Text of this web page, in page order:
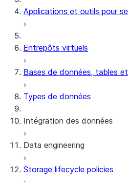
Applications et outils pour
Entrepôts virtuels
Bases de données, tables
Types de données
Intégration des données
Snowflake Openflow
Apache Iceberg™
Data engineering
Chargement des
Storage lifecycle policies